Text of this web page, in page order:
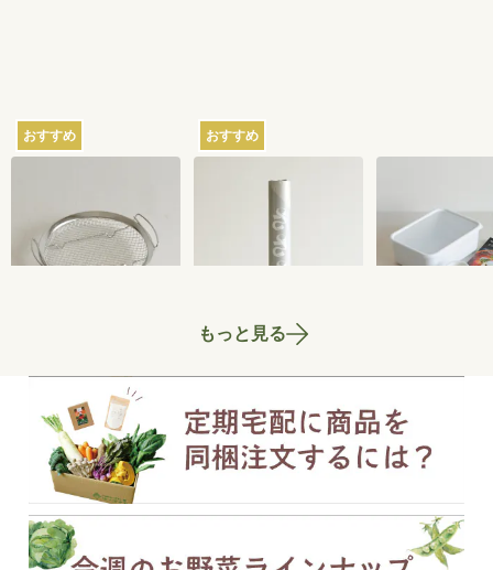
おすすめ
2,750
おすすめ
さささの和晒（わざ
らし）ロール ミシン
器 2.8L
もっと見る